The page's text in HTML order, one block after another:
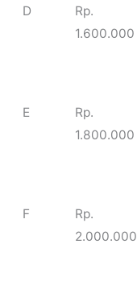
D
Rp.
1.600.000
E
Rp.
1.800.000
F
Rp.
2.000.000